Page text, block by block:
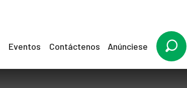
Eventos Contáctenos Anúnciese